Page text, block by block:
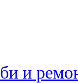
и